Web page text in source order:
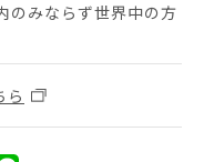
のみならず世界中の方
ら